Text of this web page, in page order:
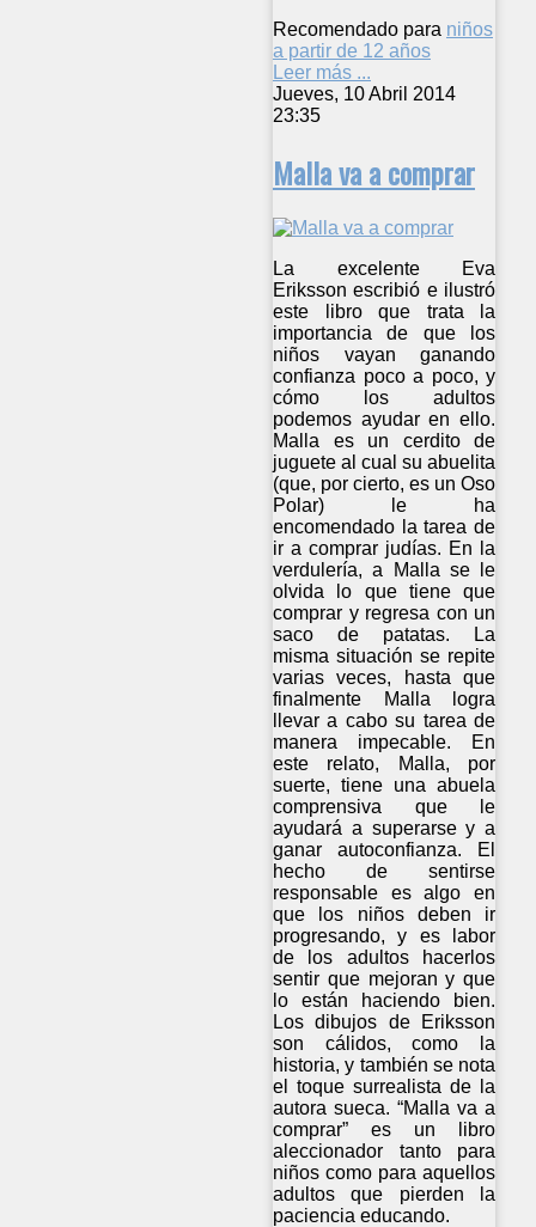
Recomendado para niños
a partir de 12 años
Leer más ...
Jueves, 10 Abril 2014
23:35
Malla va a comprar
La excelente Eva
Eriksson escribió e ilustró
este libro que trata la
importancia de que los
niños vayan ganando
confianza poco a poco, y
cómo los adultos
podemos ayudar en ello.
Malla es un cerdito de
juguete al cual su abuelita
(que, por cierto, es un Oso
Polar) le ha
encomendado la tarea de
ir a comprar judías. En la
verdulería, a Malla se le
olvida lo que tiene que
comprar y regresa con un
saco de patatas. La
misma situación se repite
varias veces, hasta que
finalmente Malla logra
llevar a cabo su tarea de
manera impecable. En
este relato, Malla, por
suerte, tiene una abuela
comprensiva que le
ayudará a superarse y a
ganar autoconfianza. El
hecho de sentirse
responsable es algo en
que los niños deben ir
progresando, y es labor
de los adultos hacerlos
sentir que mejoran y que
lo están haciendo bien.
Los dibujos de Eriksson
son cálidos, como la
historia, y también se nota
el toque surrealista de la
autora sueca. “Malla va a
comprar” es un libro
aleccionador tanto para
niños como para aquellos
adultos que pierden la
paciencia educando.